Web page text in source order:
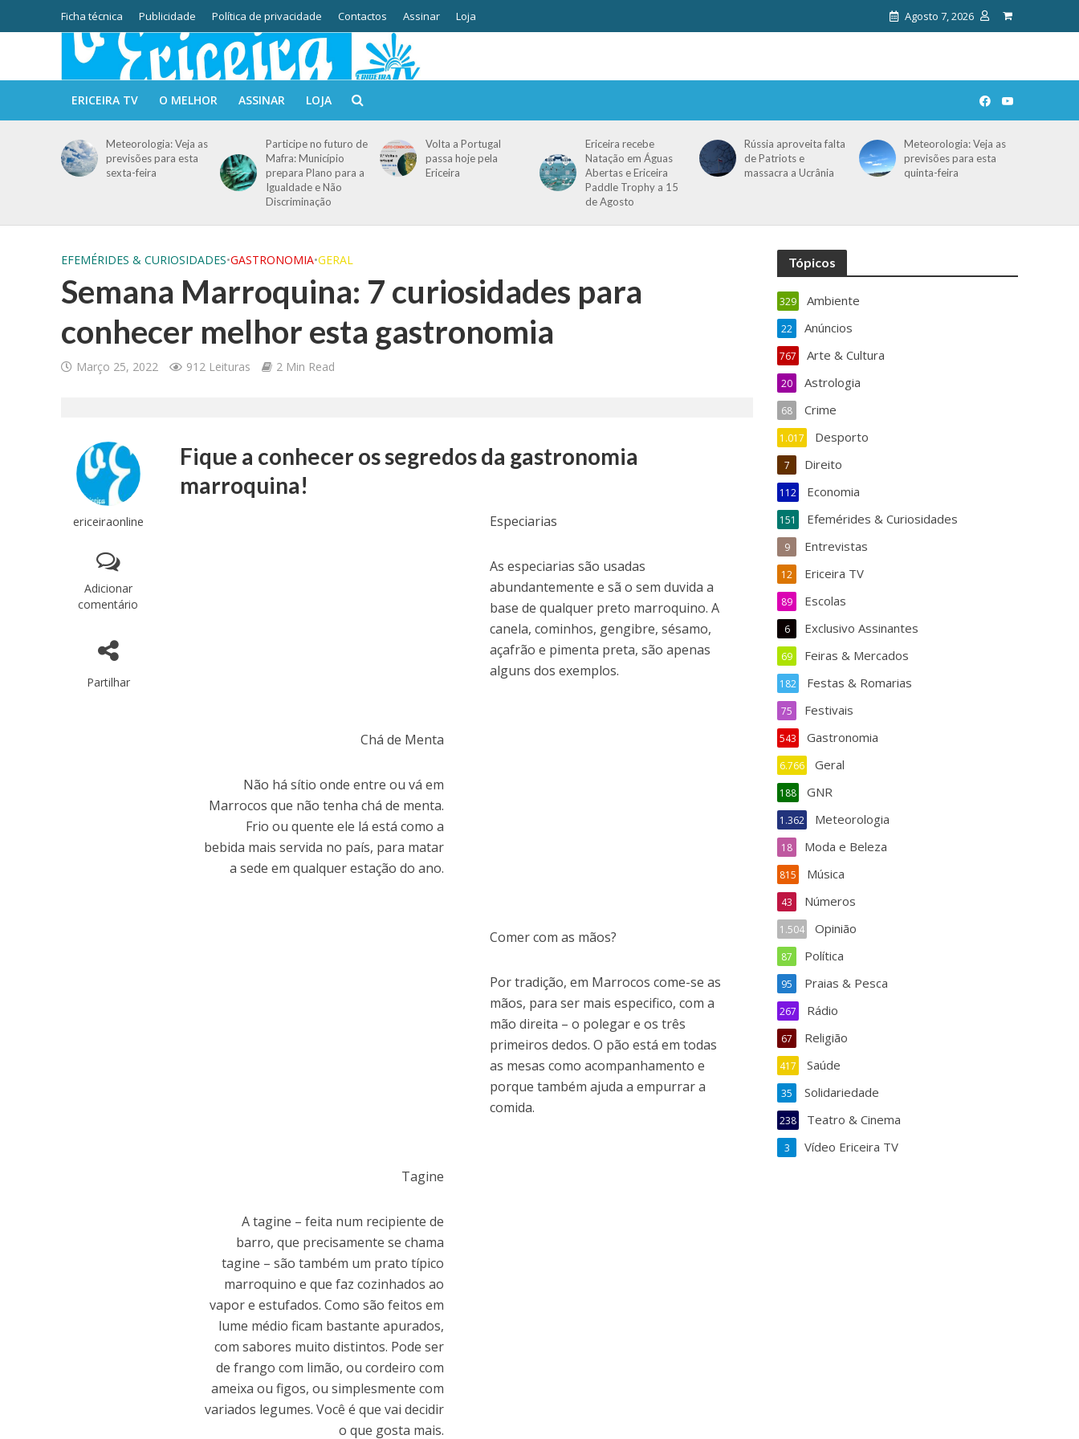
Ficha técnica Publicidade Política de privacidade Contactos Assinar Loja Agosto 7, 2026
ERICEIRA TV O MELHOR ASSINAR LOJA
Meteorologia: Veja as
previsões para esta
sexta-feira
Participe no futuro de
Mafra: Município
prepara Plano para a
Igualdade e Não
Discriminação
Volta a Portugal
passa hoje pela
Ericeira
Ericeira recebe
Natação em Águas
Abertas e Ericeira
Paddle Trophy a 15
de Agosto
Rússia aproveita falta
de Patriots e
massacra a Ucrânia
Meteorologia: Veja as
previsões para esta
quinta-feira
EFEMÉRIDES & CURIOSIDADES•GASTRONOMIA•GERAL
Semana Marroquina: 7 curiosidades para
conhecer melhor esta gastronomia
Março 25, 2022 912 Leituras 2 Min Read
ericeiraonline
Adicionar
comentário
Partilhar
Fique a conhecer os segredos da gastronomia
marroquina!
Especiarias
As especiarias são usadas
abundantemente e sã o sem duvida a
base de qualquer preto marroquino. A
canela, cominhos, gengibre, sésamo,
açafrão e pimenta preta, são apenas
alguns dos exemplos.
Chá de Menta
Não há sítio onde entre ou vá em
Marrocos que não tenha chá de menta.
Frio ou quente ele lá está como a
bebida mais servida no país, para matar
a sede em qualquer estação do ano.
Comer com as mãos?
Por tradição, em Marrocos come-se as
mãos, para ser mais especifico, com a
mão direita – o polegar e os três
primeiros dedos. O pão está em todas
as mesas como acompanhamento e
porque também ajuda a empurrar a
comida.
Tagine
A tagine – feita num recipiente de
barro, que precisamente se chama
tagine – são também um prato típico
marroquino e que faz cozinhados ao
vapor e estufados. Como são feitos em
lume médio ficam bastante apurados,
com sabores muito distintos. Pode ser
de frango com limão, ou cordeiro com
ameixa ou figos, ou simplesmente com
variados legumes. Você é que vai decidir
o que gosta mais.
Tópicos
Ambiente
329
Anúncios
22
Arte & Cultura
767
Astrologia
20
Crime
68
Desporto
1.017
Direito
7
Economia
112
Efemérides & Curiosidades
151
Entrevistas
9
Ericeira TV
12
Escolas
89
Exclusivo Assinantes
6
Feiras & Mercados
69
Festas & Romarias
182
Festivais
75
Gastronomia
543
Geral
6.766
GNR
188
Meteorologia
1.362
Moda e Beleza
18
Música
815
Números
43
Opinião
1.504
Política
87
Praias & Pesca
95
Rádio
267
Religião
67
Saúde
417
Solidariedade
35
Teatro & Cinema
238
Vídeo Ericeira TV
3